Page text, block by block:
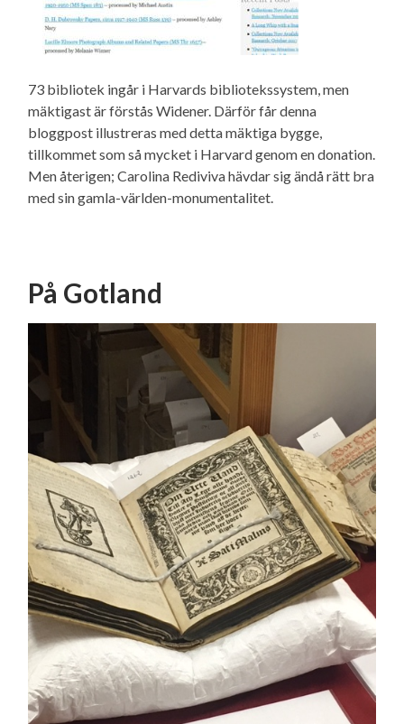
73 bibliotek ingår i Harvards bibliotekssystem, men
mäktigast är förstås Widener. Därför får denna
bloggpost illustreras med detta mäktiga bygge,
tillkommet som så mycket i Harvard genom en donation.
Men återigen; Carolina Rediviva hävdar sig ändå rätt bra
med sin gamla-världen-monumentalitet.
På Gotland